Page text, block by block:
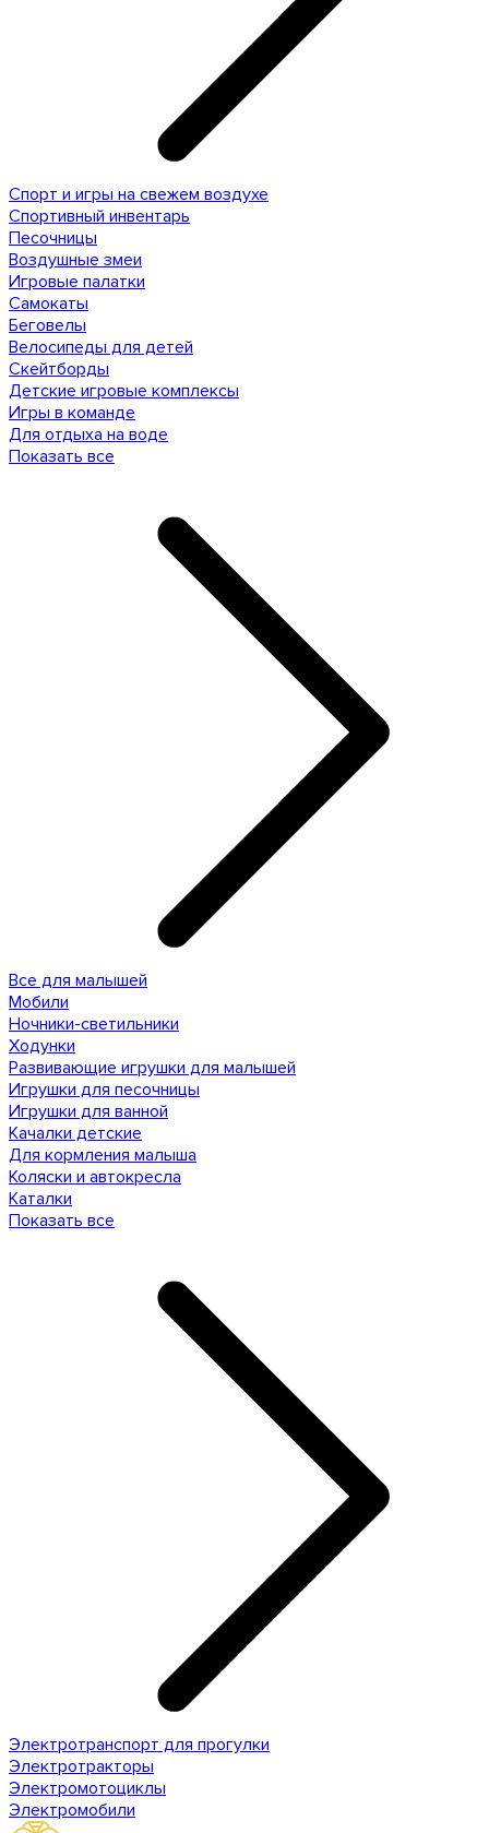
Спорт и игры на свежем воздухе
Спортивный инвентарь
Песочницы
Воздушные змеи
Игровые палатки
Самокаты
Беговелы
Велосипеды для детей
Скейтборды
Детские игровые комплексы
Игры в команде
Для отдыха на воде
Показать все
Все для малышей
Мобили
Ночники-светильники
Ходунки
Развивающие игрушки для малышей
Игрушки для песочницы
Игрушки для ванной
Качалки детские
Для кормления малыша
Коляски и автокресла
Каталки
Показать все
Электротранспорт для прогулки
Электротракторы
Электромотоциклы
Электромобили